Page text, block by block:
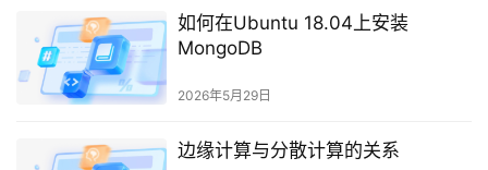
如何在Ubuntu 18.04上安装
MongoDB
2026年5月29日
边缘计算与分散计算的关系